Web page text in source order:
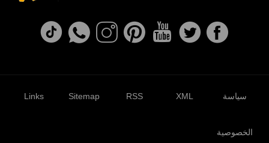
Links Sitemap RSS XML سياسة
الخصوصية